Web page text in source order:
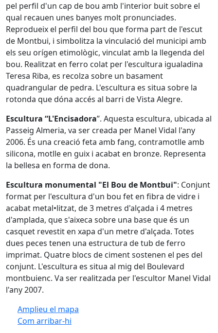
pel perfil d'un cap de bou amb l'interior buit sobre el
qual recauen unes banyes molt pronunciades.
Reprodueix el perfil del bou que forma part de l'escut
de Montbui, i simbolitza la vinculació del municipi amb
els seu orígen etimològic, vinculat amb la llegenda del
bou. Realitzat en ferro colat per l'escultura igualadina
Teresa Riba, es recolza sobre un basament
quadrangular de pedra. L'escultura es situa sobre la
rotonda que dóna accés al barri de Vista Alegre.
Escultura “L'Encisadora”. Aquesta escultura, ubicada al
Passeig Almeria, va ser creada per Manel Vidal l'any
2006. És una creació feta amb fang, contramotlle amb
silicona, motlle en guix i acabat en bronze. Representa
la bellesa en forma de dona.
Escultura monumental "El Bou de Montbui": Conjunt
format per l'escultura d'un bou fet en fibra de vidre i
acabat metal•litzat, de 3 metres d'alçada i 4 metres
d'amplada, que s'aixeca sobre una base que és un
casquet revestit en xapa d'un metre d'alçada. Totes
dues peces tenen una estructura de tub de ferro
imprimat. Quatre blocs de ciment sostenen el pes del
conjunt. L'escultura es situa al mig del Boulevard
montbuienc. Va ser realitzada per l'escultor Manel Vidal
l'any 2007.
Amplieu el mapa
Com arribar-hi